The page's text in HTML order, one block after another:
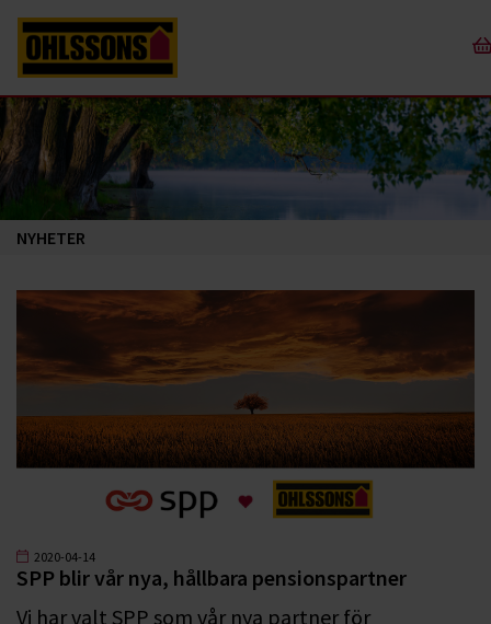
NYHETER
2020-04-14
SPP blir vår nya, hållbara pensionspartner
Vi har valt SPP som vår nya partner för